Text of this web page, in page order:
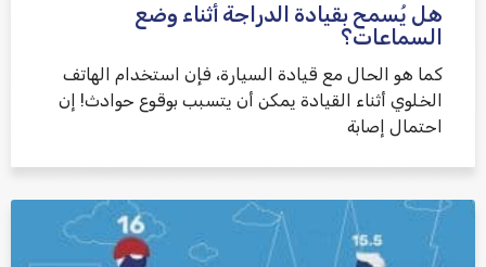
هل يُسمح بقيادة الدراجة أثناء وضع
السماعات؟
كما هو الحال مع قيادة السيارة، فإن استخدام الهاتف
الخلوي أثناء القيادة يمكن أن يتسبب بوقوع حوادث! إن
احتمال إصابة